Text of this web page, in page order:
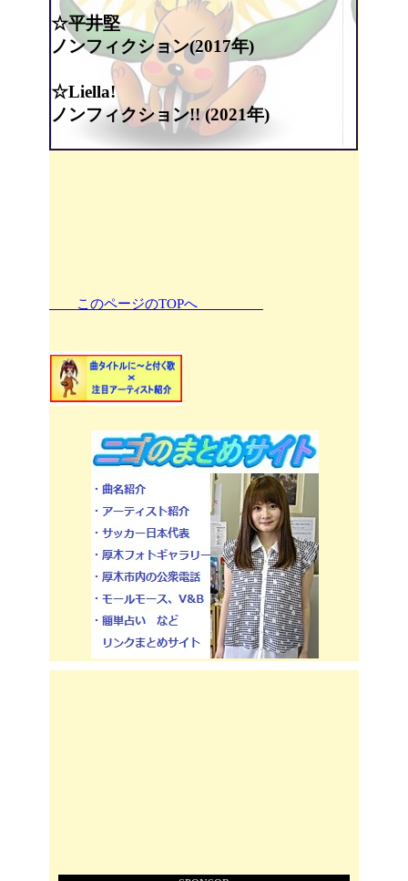
☆平井堅
ノンフィクション(2017年)
☆Liella!
ノンフィクション!! (2021年)
このページのTOPへ